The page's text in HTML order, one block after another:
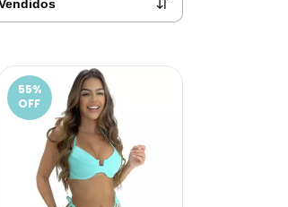
55%
OFF